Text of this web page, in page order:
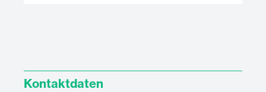
Kontaktdaten